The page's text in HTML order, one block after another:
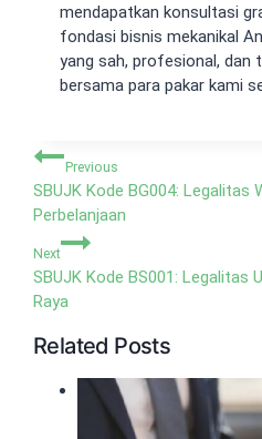
mendapatkan konsultasi
fondasi bisnis mekanikal
yang sah, profesional, dan
bersama para pakar kami
Navigasi
posPrevious
SBUJK Kode BG004: Legalitas
Perbelanjaan
Next
SBUJK Kode BS001: Legalitas
Raya
Related Posts